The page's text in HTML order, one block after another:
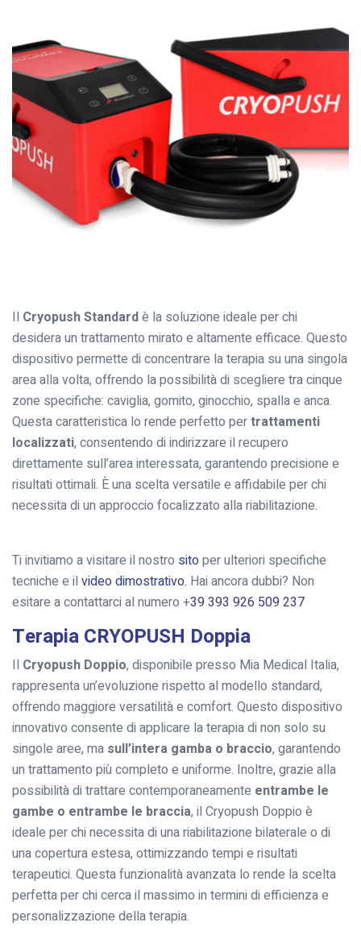
Il Cryopush Standardè la soluzione ideale per chi
desidera un trattamento mirato e altamente efficace. Questo
dispositivo permette di concentrare la terapia su una singola
area alla volta, offrendo la possibilità di scegliere tra cinque
zone specifiche: caviglia, gomito, ginocchio, spalla e anca.
Questa caratteristica lo rende perfetto pertrattamenti
localizzati, consentendo di indirizzare il recupero
direttamente sull’area interessata, garantendo precisione e
risultati ottimali. È una scelta versatile e affidabile per chi
necessita di un approccio focalizzato alla riabilitazione.
Ti invitiamo a visitare il nostro sitoper ulteriori specifiche
tecniche e il video dimostrativo. Hai ancora dubbi? Non
esitare a contattarci al numero +39 393 926 509 237
Terapia CRYOPUSH Doppia
Il Cryopush Doppio, disponibile presso Mia Medical Italia,
rappresenta un’evoluzione rispetto al modello standard,
offrendo maggiore versatilità e comfort. Questo dispositivo
innovativo consente di applicare la terapia di non solo su
singole aree, ma sull’intera gamba o braccio, garantendo
un trattamento più completo e uniforme. Inoltre, grazie alla
possibilità di trattare contemporaneamente entrambe le
gambe o entrambe le braccia, il Cryopush Doppio è
ideale per chi necessita di una riabilitazione bilaterale o di
una copertura estesa, ottimizzando tempi e risultati
terapeutici. Questa funzionalità avanzata lo rende la scelta
perfetta per chi cerca il massimo in termini di efficienza e
personalizzazione della terapia.